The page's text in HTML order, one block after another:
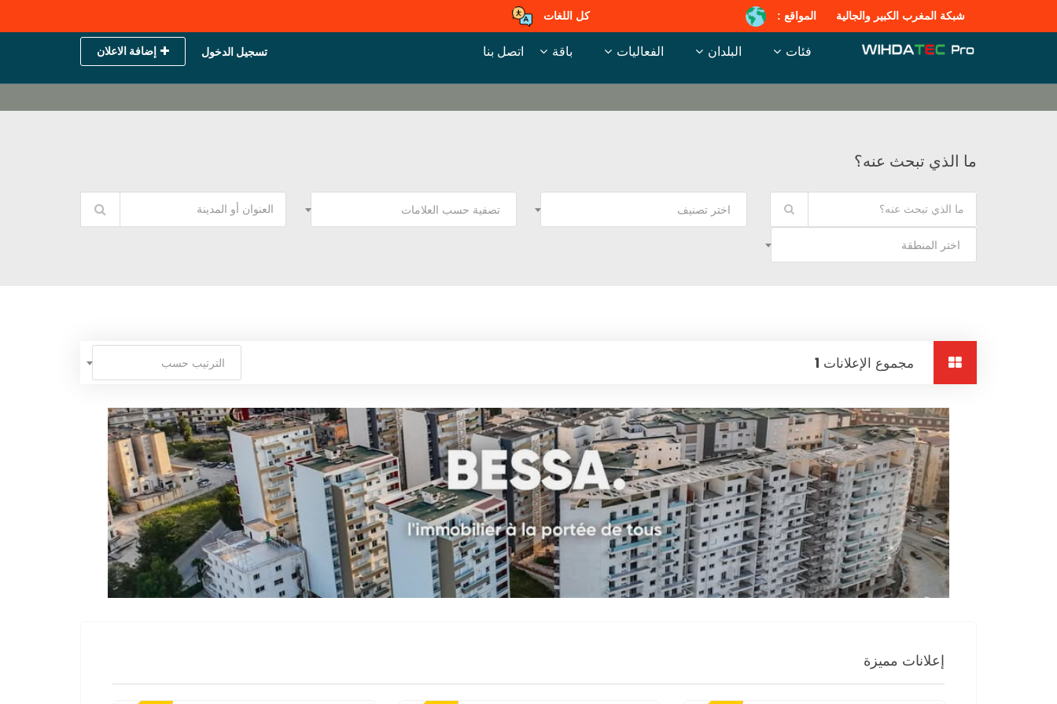
شبكة المغرب الكبير والجالية المواقع : كل اللغات
تسجيل الدخول إضافة الاعلان فئات البلدان الفعاليات باقة اتصل بنا
ما الذي تبحث عنه؟
اختر تصنيف تصفية حسب العلامات
اختر المنطقة
مجموع الإعلانات 1 الترتيب حسب
إعلانات مميزة